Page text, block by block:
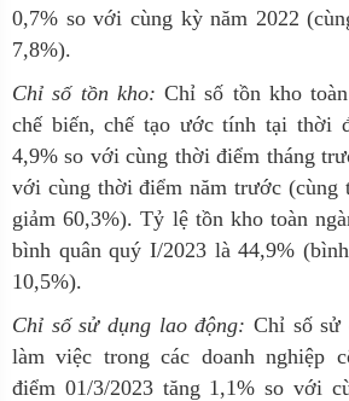
0,7% so với cùng kỳ năm 2022
7,8%).
Chỉ số tồn kho: Chỉ số tồn kho
chế biến, chế tạo ước tính tại thời
4,9% so với cùng thời điểm tháng
với cùng thời điểm năm trước (cùng
giảm 60,3%). Tỷ lệ tồn kho toàn
bình quân quý I/2023 là 44,9%
10,5%).
Chỉ số sử dụng lao động: Chỉ số sử
làm việc trong các doanh nghiệp
điểm 01/3/2023 tăng 1,1% so với